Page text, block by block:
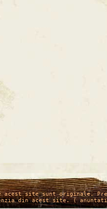
acest site sunt originale.
din acest site. (